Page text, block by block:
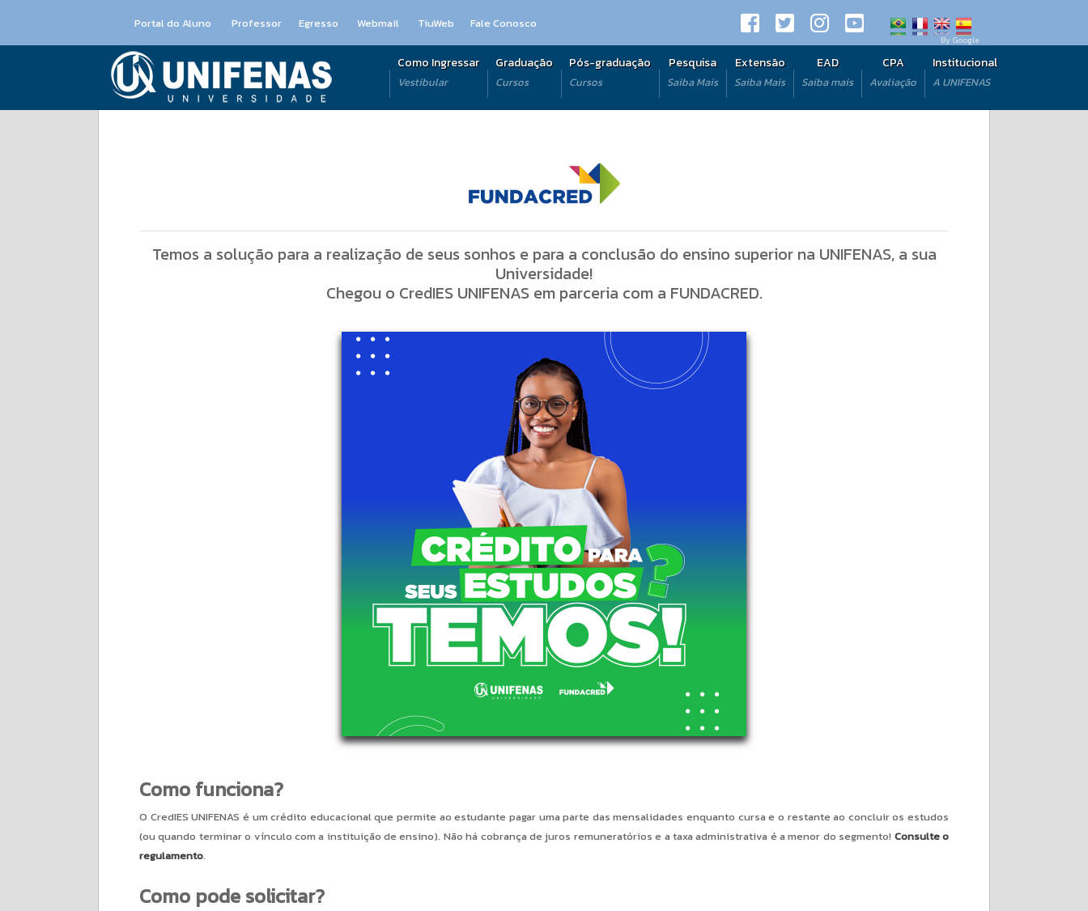
Portal do Aluno Professor Egresso Webmail TiuWeb Fale Conosco
By Google
Como Ingressar
Vestibular
Graduação
Cursos
Pós-graduação
Cursos
Pesquisa
Saiba Mais
Extensão
Saiba Mais
EAD
Saiba mais
CPA
Avaliação
Institucional
A UNIFENAS
Temos a solução para a realização de seus sonhos e para a conclusão do ensino superior na UNIFENAS, a sua
Universidade!
Chegou o CredIES UNIFENAS em parceria com a FUNDACRED.
Como funciona?
O CredIES UNIFENAS é um crédito educacional que permite ao estudante pagar uma parte das mensalidades enquanto cursa e o restante ao concluir os estudos
(ou quando terminar o vínculo com a instituição de ensino). Não há cobrança de juros remuneratórios e a taxa administrativa é a menor do segmento! Consulte o
regulamento.
Como pode solicitar?